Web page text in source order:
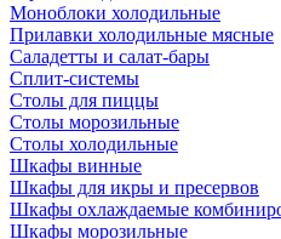
Моноблоки холодильные
Прилавки холодильные мясные
Саладетты и салат-бары
Сплит-системы
Столы для пиццы
Столы морозильные
Столы холодильные
Шкафы винные
Шкафы для икры и пресервов
Шкафы охлаждаемые
Шкафы морозильные